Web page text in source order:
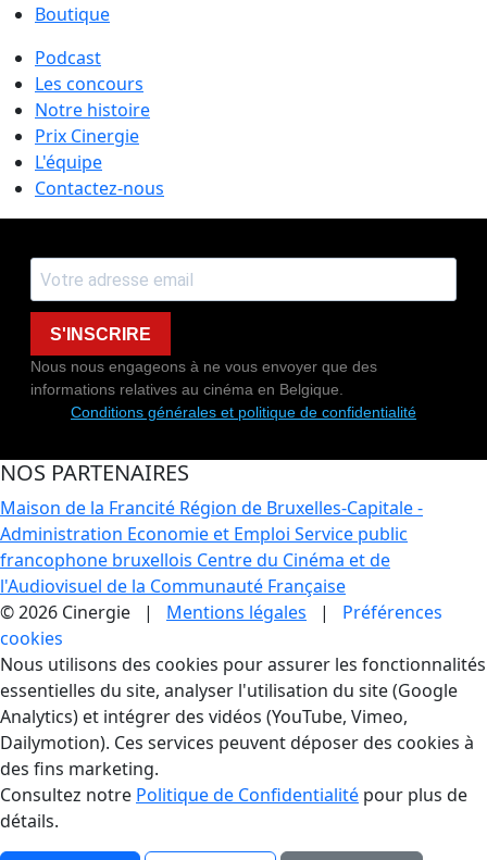
Boutique
Podcast
Les concours
Notre histoire
Prix Cinergie
L'équipe
Contactez-nous
S'INSCRIRE
Nous nous engageons à ne vous envoyer que des
informations relatives au cinéma en Belgique.
Conditions générales et politique de confidentialité
NOS PARTENAIRES
Maison de la Francité Région de Bruxelles-Capitale -
Administration Economie et Emploi Service public
francophone bruxellois Centre du Cinéma et de
l'Audiovisuel de la Communauté Française
© 2026 Cinergie | Mentions légales | Préférences
cookies
Gestion des Cookies
Nous utilisons des cookies pour assurer les fonctionnalités
essentielles du site, analyser l'utilisation du site (Google
Analytics) et intégrer des vidéos (YouTube, Vimeo,
Dailymotion). Ces services peuvent déposer des cookies à
des fins marketing.
Consultez notre Politique de Confidentialité pour plus de
détails.